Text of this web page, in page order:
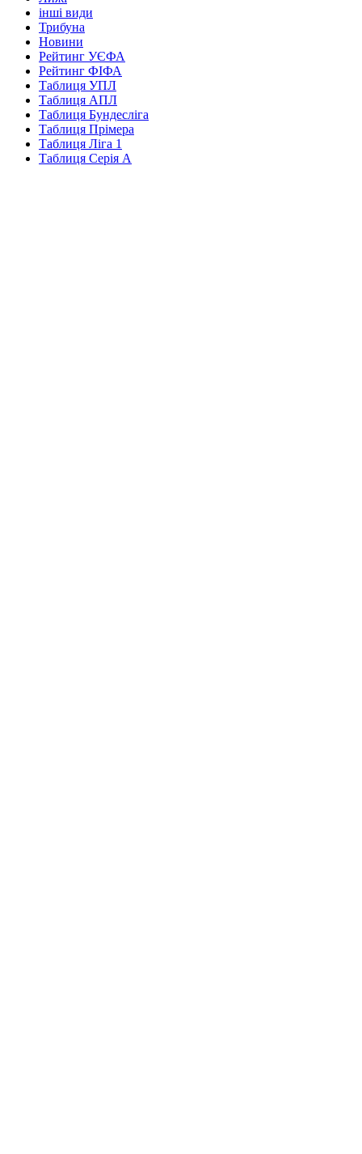
інші види
Трибуна
Новини
Рейтинг УЄФА
Рейтинг ФІФА
Таблиця УПЛ
Таблиця АПЛ
Таблиця Бундесліга
Таблиця Прімера
Таблиця Ліга 1
Таблиця Серія А